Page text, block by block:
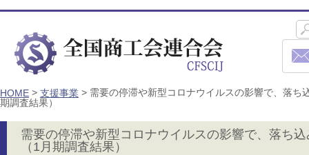
HOME > 支援事業 > 需要の停滞や新型コロナウイルスの影響で、落ち
期調査結果）
需要の停滞や新型コロナウイルスの影響で、落ち
（1月期調査結果）